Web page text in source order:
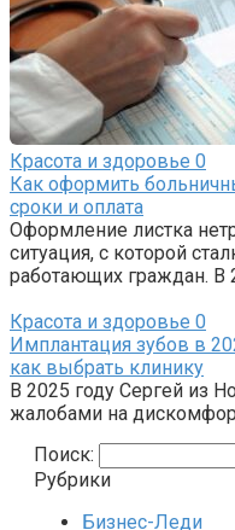
Красота и здоровье 0
Как оформить
сроки и оплата
Оформление листка
ситуация, с которой
работающих граждан. В
Красота и здоровье 0
Имплантация зубов в
как выбрать клинику
В 2025 году Сергей из
жалобами на
Поиск:
Рубрики
Бизнес-Леди